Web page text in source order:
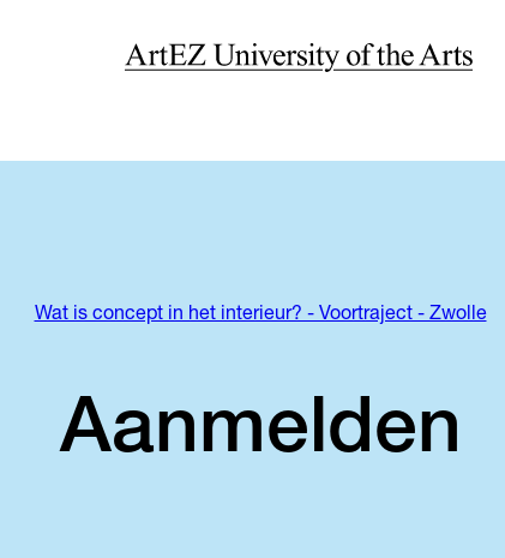
Wat is concept in het interieur? - Voortraject - Zwolle
Aanmelden